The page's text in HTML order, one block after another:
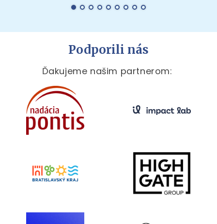
Podporili nás
Ďakujeme našim partnerom: